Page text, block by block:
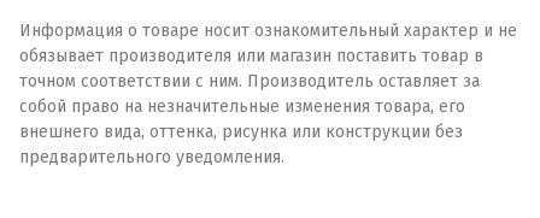
Информация о товаре носит ознакомительный характер и не
обязывает производителя или магазин поставить товар в
точном соответствии с ним. Производитель оставляет за
собой право на незначительные изменения товара, его
внешнего вида, оттенка, рисунка или конструкции без
предварительного уведомления.